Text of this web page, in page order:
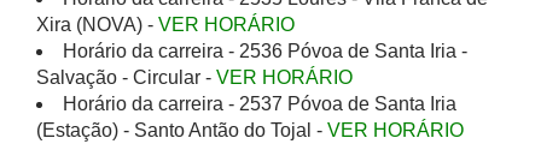
Xira (NOVA) - VER HORÁRIO
Horário da carreira - 2536 Póvoa de Santa Iria -
Salvação - Circular - VER HORÁRIO
Horário da carreira - 2537 Póvoa de Santa Iria
(Estação) - Santo Antão do Tojal - VER HORÁRIO